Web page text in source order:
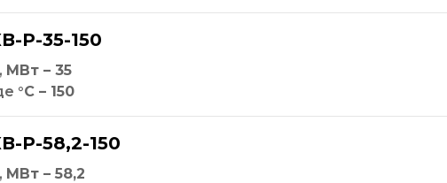
Р-35-150
МВт – 35
°С – 150
Р-58,2-150
МВт – 58,2